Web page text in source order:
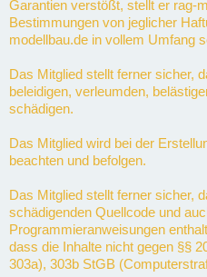
Garantien verstößt, stellt er rag-
Bestimmungen von jeglicher
modellbau.de in vollem Umfang
Das Mitglied stellt ferner sicher,
beleidigen, verleumden,
schädigen.
Das Mitglied wird bei der
beachten und befolgen.
Das Mitglied stellt ferner sicher,
schädigenden Quellcode und
Programmieranweisungen
dass die Inhalte nicht gegen §§
303a), 303b StGB